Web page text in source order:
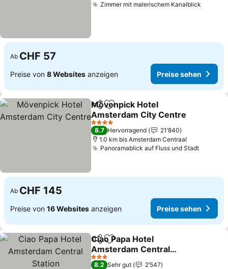
Zimmer mit malerischem Kanalblick
Ab CHF 57
Preise von 8 Websites anzeigen Preise sehen
TeilenZu Favoriten hinzufügen
Mövenpick Hotel
Amsterdam City Centre
Preise sehen
4 Sterne
8.7 Hervorragend
21’840
1.0 km bis Amsterdam Centraal
Panoramablick auf Fluss und StadtPreise
Ab CHF 145
Preise von 16 Websites anzeigen Preise sehen
TeilenZu Favoriten hinzufügen
Ciao Papa Hotel
Amsterdam Central
Station
Preise sehen
3 Sterne
8.2 Sehr gut
2’547